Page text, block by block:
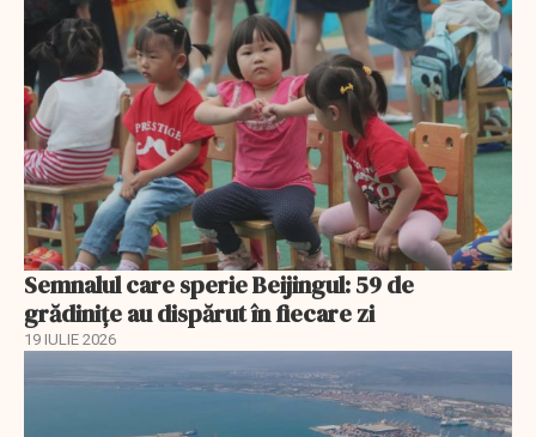
Semnalul care sperie Beijingul: 59 de
grădinițe au dispărut în fiecare zi
19 IULIE 2026